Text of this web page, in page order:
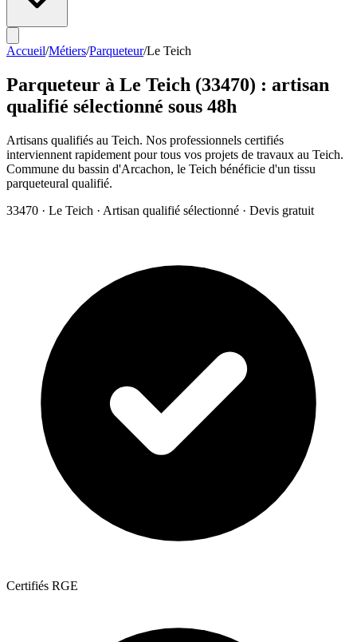
Accueil/Métiers/Parqueteur/Le Teich
Parqueteur à Le Teich (33470) : artisan
qualifié sélectionné sous 48h
Artisans qualifiés au Teich. Nos professionnels certifiés
interviennent rapidement pour tous vos projets de travaux au Teich.
Commune du bassin d'Arcachon, le Teich bénéficie d'un tissu
parqueteural qualifié.
33470 · Le Teich · Artisan qualifié sélectionné · Devis gratuit
Certifiés RGE